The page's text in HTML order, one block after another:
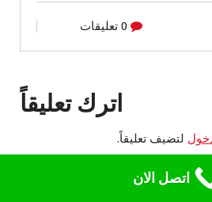
0 تعليقات
اترك تعليقاً
لتضيف تعليقاً.
اتصل الان